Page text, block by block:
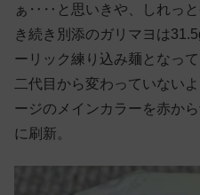
ぁ‥‥と思いきや、しれっと
き続き別添のガリマヨは
ーリック練り込み麺となっ
二代目から変わっていない
ージのメインカラーを赤か
に刷新。